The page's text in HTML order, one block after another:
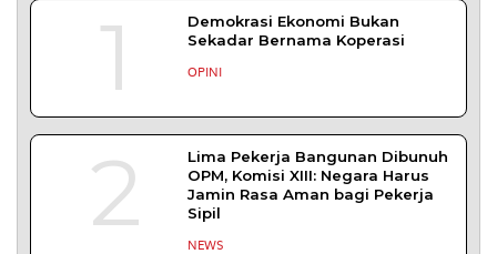
1
Demokrasi Ekonomi Bukan
Sekadar Bernama Koperasi
OPINI
2
Lima Pekerja Bangunan Dibunuh
OPM, Komisi XIII: Negara Harus
Jamin Rasa Aman bagi Pekerja
Sipil
NEWS